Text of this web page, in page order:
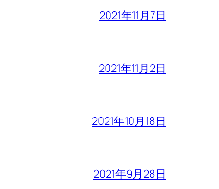
2021年11月7日
2021年11月2日
2021年10月18日
2021年9月28日